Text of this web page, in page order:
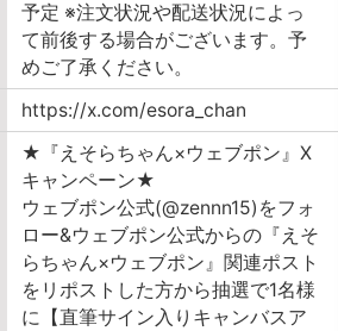
予定 ※注文状況や配送状況によっ
て前後する場合がございます。予
めご了承ください。
https://x.com/esora_chan
★『えそらちゃん×ウェブポン』X
キャンペーン★
ウェブポン公式(@zennn15)をフォ
ロー&ウェブポン公式からの『えそ
らちゃん×ウェブポン』関連ポスト
をリポストした方から抽選で1名様
に【直筆サイン入りキャンバスア